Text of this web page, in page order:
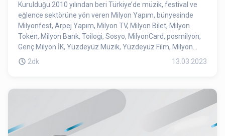
Kurulduğu 2010 yılından beri Türkiye’de müzik, festival ve
eğlence sektörüne yön veren Milyon Yapım, bünyesinde
Milyonfest, Arpej Yapım, Milyon TV, Milyon Bilet, Milyon
Token, Milyon Bank, Toilogi, Sosyo, MilyonCard, posmilyon,
Genç Milyon İK, Yüzdeyüz Müzik, Yüzdeyüz Film, Milyon
Performance Hall, Milyon Beach’in yer aldığı şirketler
Festivali’nin de bulunduğu Türkiye’nin dört bir yanında
onlarca festival gerçekleştiren Milyon Yapım, Türkiye’nin ilk
franchise festivaline de imzasını attı.
2dk 13.03.2023